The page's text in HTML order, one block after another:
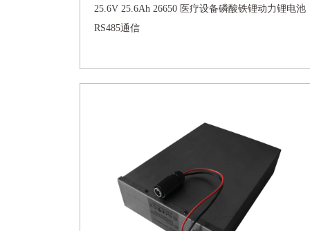
25.6V 25.6Ah 26650 医疗设备磷酸铁锂动力锂电池
RS485通信